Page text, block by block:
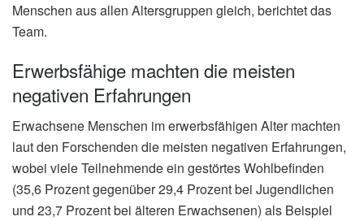
Menschen aus allen Altersgruppen gleich, berichtet das
Team.
Erwerbsfähige machten die meisten
negativen Erfahrungen
Erwachsene Menschen im erwerbsfähigen Alter machten
laut den Forschenden die meisten negativen Erfahrungen,
wobei viele Teilnehmende ein gestörtes Wohlbefinden
(35,6 Prozent gegenüber 29,4 Prozent bei Jugendlichen
und 23,7 Prozent bei älteren Erwachsenen) als Beispiel